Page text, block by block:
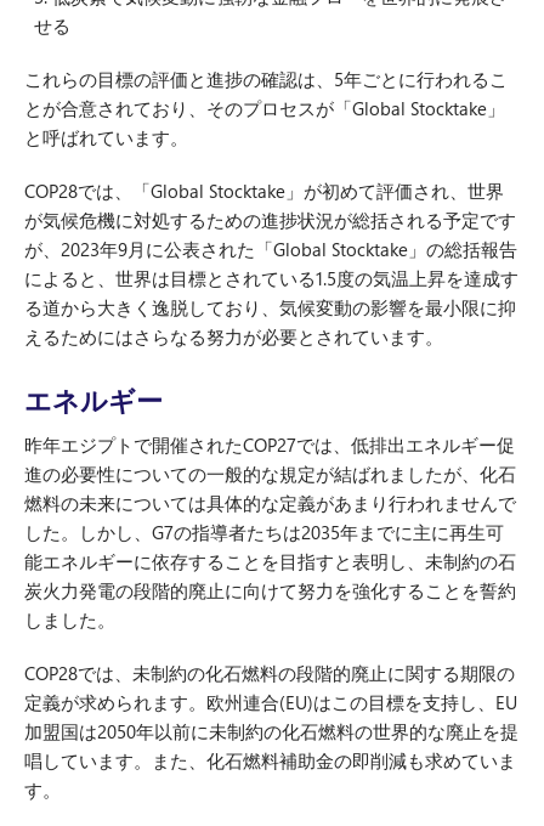
せる
これらの目標の評価と進捗の確認は、5年ごとに行われるこ
とが合意されており、そのプロセスが「Global Stocktake」
と呼ばれています。
COP28では、「Global Stocktake」が初めて評価され、世界
が気候危機に対処するための進捗状況が総括される予定です
が、2023年9月に公表された「Global Stocktake」の総括報告
によると、世界は目標とされている1.5度の気温上昇を達成す
る道から大きく逸脱しており、気候変動の影響を最小限に抑
えるためにはさらなる努力が必要とされています。
エネルギー
昨年エジプトで開催されたCOP27では、低排出エネルギー促
進の必要性についての一般的な規定が結ばれましたが、化石
燃料の未来については具体的な定義があまり行われませんで
した。しかし、G7の指導者たちは2035年までに主に再生可
能エネルギーに依存することを目指すと表明し、未制約の石
炭火力発電の段階的廃止に向けて努力を強化することを誓約
しました。
COP28では、未制約の化石燃料の段階的廃止に関する期限の
定義が求められます。欧州連合(EU)はこの目標を支持し、EU
加盟国は2050年以前に未制約の化石燃料の世界的な廃止を提
唱しています。また、化石燃料補助金の即削減も求めていま
す。